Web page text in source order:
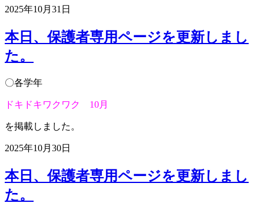
2025年10月31日
本日、保護者専用ページを更新しまし
た。
〇各学年
ドキドキワクワク 10月
を掲載しました。
2025年10月30日
本日、保護者専用ページを更新しまし
た。